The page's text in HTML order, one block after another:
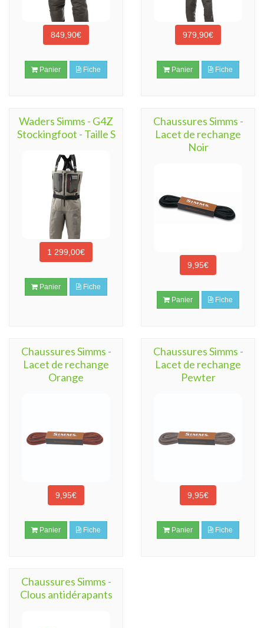
849,90€
Panier Fiche
979,90€
Panier Fiche
Waders Simms - G4Z
Stockingfoot - Taille S
1 299,00€
Panier Fiche
Chaussures Simms -
Lacet de rechange
Noir
9,95€
Panier Fiche
Chaussures Simms -
Lacet de rechange
Orange
9,95€
Panier Fiche
Chaussures Simms -
Lacet de rechange
Pewter
9,95€
Panier Fiche
Chaussures Simms -
Clous antidérapants